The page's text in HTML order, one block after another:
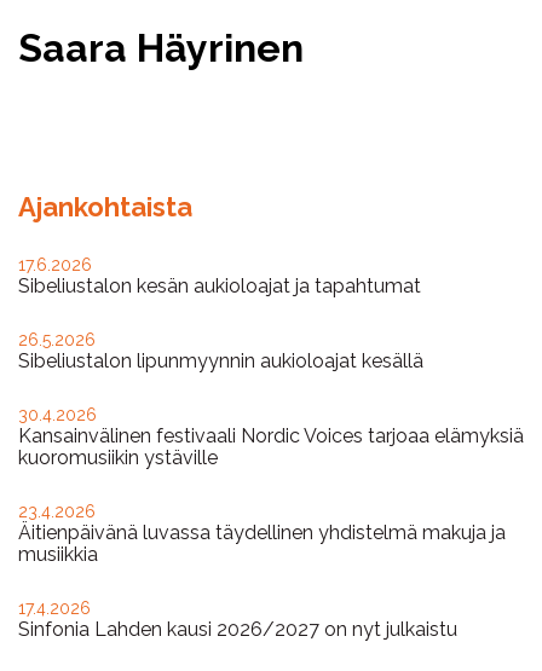
Saara Häyrinen
Ajankohtaista
17.6.2026
Sibeliustalon kesän aukioloajat ja tapahtumat
26.5.2026
Sibeliustalon lipunmyynnin aukioloajat kesällä
30.4.2026
Kansainvälinen festivaali Nordic Voices tarjoaa elämyksiä
kuoromusiikin ystäville
23.4.2026
Äitienpäivänä luvassa täydellinen yhdistelmä makuja ja
musiikkia
17.4.2026
Sinfonia Lahden kausi 2026/2027 on nyt julkaistu